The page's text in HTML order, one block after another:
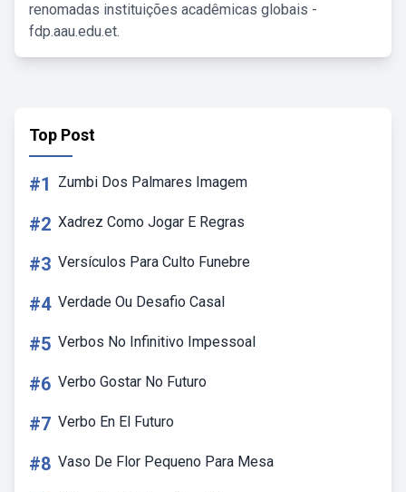
renomadas instituições acadêmicas globais -
fdp.aau.edu.et.
Top Post
#1 Zumbi Dos Palmares Imagem
#2 Xadrez Como Jogar E Regras
#3 Versículos Para Culto Funebre
#4 Verdade Ou Desafio Casal
#5 Verbos No Infinitivo Impessoal
#6 Verbo Gostar No Futuro
#7 Verbo En El Futuro
#8 Vaso De Flor Pequeno Para Mesa